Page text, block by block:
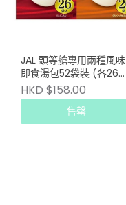
JAL 頭等艙專用兩種風味
即食湯包52袋裝 (各26袋
入)
HKD $158.00
售罄